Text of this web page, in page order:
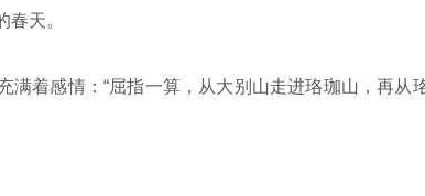
天。
着感情：“屈指一算，从大别山走进珞珈山，再从